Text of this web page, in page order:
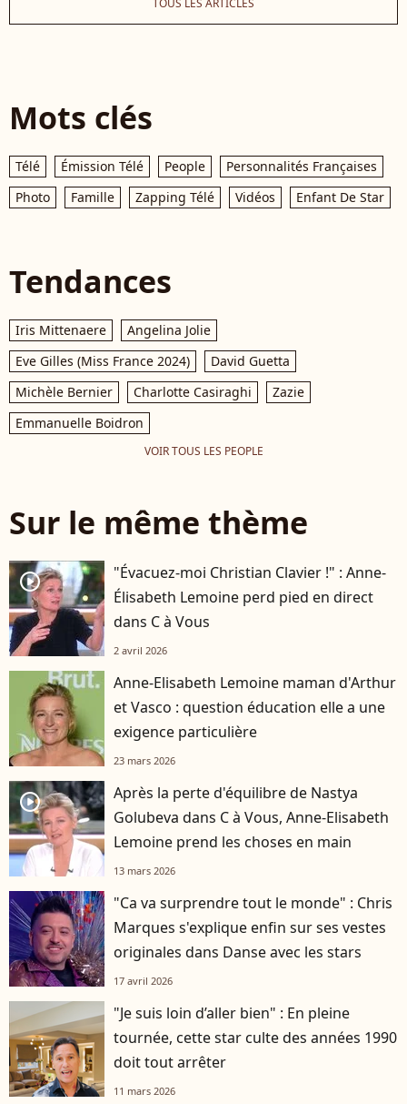
TOUS LES ARTICLES
Mots clés
Télé Émission Télé People
Personnalités Françaises
Photo
Famille Zapping Télé Vidéos Enfant De Star
Tendances
Iris Mittenaere
Angelina Jolie
Eve Gilles (Miss France 2024)
David Guetta
Michèle Bernier
Charlotte Casiraghi
Zazie
Emmanuelle Boidron
VOIR TOUS LES PEOPLE
Sur le même thème
player2
"Évacuez-moi Christian Clavier !" : Anne-
Élisabeth Lemoine perd pied en direct
dans C à Vous
2 avril 2026
Anne-Elisabeth Lemoine maman d'Arthur
et Vasco : question éducation elle a une
exigence particulière
23 mars 2026
player2
Après la perte d'équilibre de Nastya
Golubeva dans C à Vous, Anne-Elisabeth
Lemoine prend les choses en main
13 mars 2026
"Ca va surprendre tout le monde" : Chris
Marques s'explique enfin sur ses vestes
originales dans Danse avec les stars
17 avril 2026
"Je suis loin d’aller bien" : En pleine
tournée, cette star culte des années 1990
doit tout arrêter
11 mars 2026